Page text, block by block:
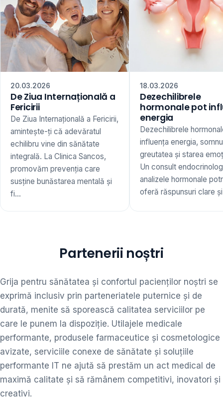
20.03.2026
De Ziua Internațională a
Fericirii
De Ziua Internațională a Fericirii,
amintește-ți că adevăratul
echilibru vine din sănătate
integrală. La Clinica Sancos,
promovăm prevenția care
susține bunăstarea mentală și
fi...
18.03.2026
Dezechilibrele
hormonale pot
energia
Dezechilibrele
influența energia,
greutatea și starea
Un consult
analizele hormonale
oferă răspunsuri clare
Partenerii noștri
Grija pentru sănătatea și confortul pacienților noștri se
exprimă inclusiv prin parteneriatele puternice și de
durată, menite să sporească calitatea serviciilor pe
care le punem la dispoziție. Utilajele medicale
performante, produsele farmaceutice și cosmetologice
avizate, serviciile conexe de sănătate și soluțiile
performante IT ne ajută să prestăm un act medical de
maximă calitate și să rămânem competitivi, inovatori și
creativi.